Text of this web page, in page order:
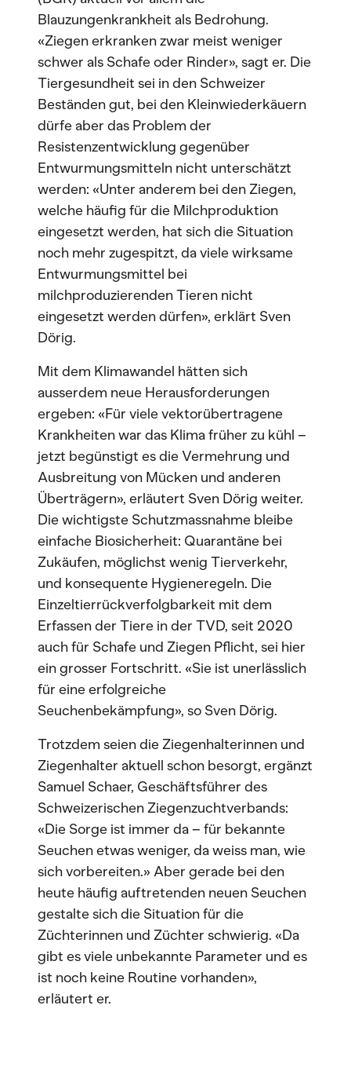
Blauzungenkrankheit als Bedrohung.
«Ziegen erkranken zwar meist weniger
schwer als Schafe oder Rinder», sagt er. Die
Tiergesundheit sei in den Schweizer
Beständen gut, bei den Kleinwiederkäuern
dürfe aber das Problem der
Resistenzentwicklung gegenüber
Entwurmungsmitteln nicht unterschätzt
werden: «Unter anderem bei den Ziegen,
welche häufig für die Milchproduktion
eingesetzt werden, hat sich die Situation
noch mehr zugespitzt, da viele wirksame
Entwurmungsmittel bei
milchproduzierenden Tieren nicht
eingesetzt werden dürfen», erklärt Sven
Dörig.
Mit dem Klimawandel hätten sich
ausserdem neue Herausforderungen
ergeben: «Für viele vektorübertragene
Krankheiten war das Klima früher zu kühl –
jetzt begünstigt es die Vermehrung und
Ausbreitung von Mücken und anderen
Überträgern», erläutert Sven Dörig weiter.
Die wichtigste Schutzmassnahme bleibe
einfache Biosicherheit: Quarantäne bei
Zukäufen, möglichst wenig Tierverkehr,
und konsequente Hygieneregeln. Die
Einzeltierrückverfolgbarkeit mit dem
Erfassen der Tiere in der TVD, seit 2020
auch für Schafe und Ziegen Pflicht, sei hier
ein grosser Fortschritt. «Sie ist unerlässlich
für eine erfolgreiche
Seuchenbekämpfung», so Sven Dörig.
Trotzdem seien die Ziegenhalterinnen und
Ziegenhalter aktuell schon besorgt, ergänzt
Samuel Schaer, Geschäftsführer des
Schweizerischen Ziegenzuchtverbands:
«Die Sorge ist immer da – für bekannte
Seuchen etwas weniger, da weiss man, wie
sich vorbereiten.» Aber gerade bei den
heute häufig auftretenden neuen Seuchen
gestalte sich die Situation für die
Züchterinnen und Züchter schwierig. «Da
gibt es viele unbekannte Parameter und es
ist noch keine Routine vorhanden»,
erläutert er.